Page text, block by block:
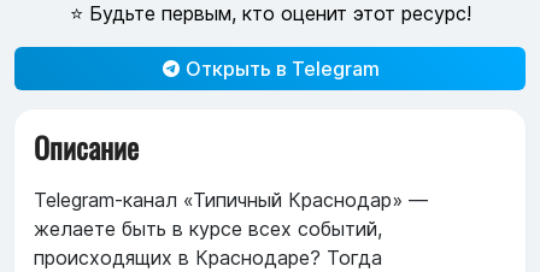
⭐ Будьте первым, кто оценит этот ресурс!
Открыть в Telegram
Описание
Telegram-канал «Типичный Краснодар» —
желаете быть в курсе всех событий,
происходящих в Краснодаре? Тогда